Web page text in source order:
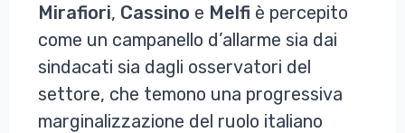
Mirafiori, Cassino e Melfi è percepito
come un campanello d’allarme sia dai
sindacati sia dagli osservatori del
settore, che temono una progressiva
marginalizzazione del ruolo italiano